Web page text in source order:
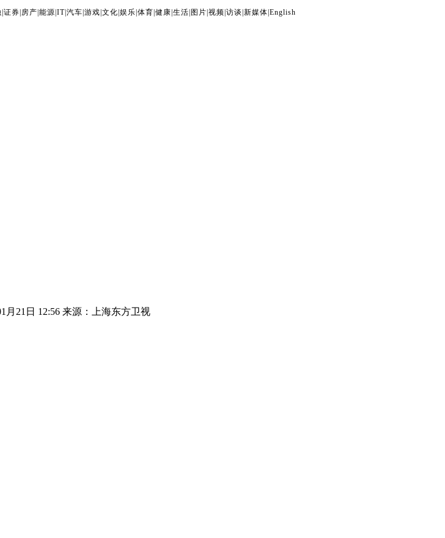
证券 房产 能源 IT| 汽车 游戏 文化 娱乐 体育 健康 生活 图片 视频 访谈 新媒体 English
月21日 12:56 来源：上海东方卫视